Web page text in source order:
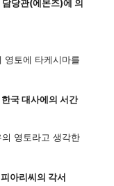
당관(에몬즈)에 의
영토에 타케시마를
국 대사에의 서간
영토라고 생각한
아리씨의 각서